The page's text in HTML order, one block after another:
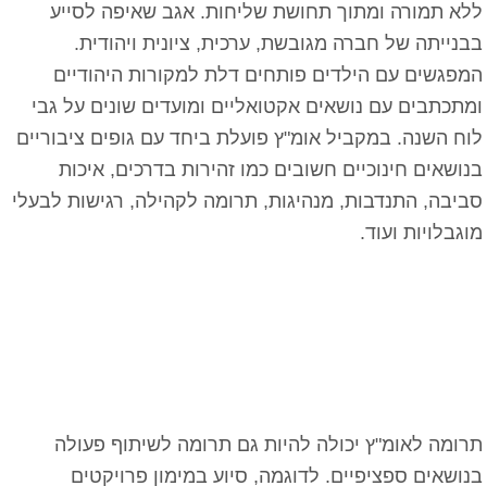
ללא תמורה ומתוך תחושת שליחות. אגב שאיפה לסייע
בבנייתה של חברה מגובשת, ערכית, ציונית ויהודית.
המפגשים עם הילדים פותחים דלת למקורות היהודיים
ומתכתבים עם נושאים אקטואליים ומועדים שונים על גבי
לוח השנה. במקביל אומ"ץ פועלת ביחד עם גופים ציבוריים
בנושאים חינוכיים חשובים כמו זהירות בדרכים, איכות
סביבה, התנדבות, מנהיגות, תרומה לקהילה, רגישות לבעלי
מוגבלויות ועוד.
תרומה לאומ"ץ יכולה להיות גם תרומה לשיתוף פעולה
בנושאים ספציפיים. לדוגמה, סיוע במימון פרויקטים